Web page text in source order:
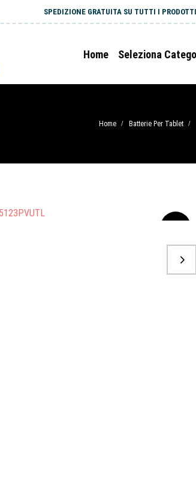
SPEDIZIONE GRATUITA SU TUTTI I PRODOTTI
Home Seleziona
Home / Batterie Per Tablet /